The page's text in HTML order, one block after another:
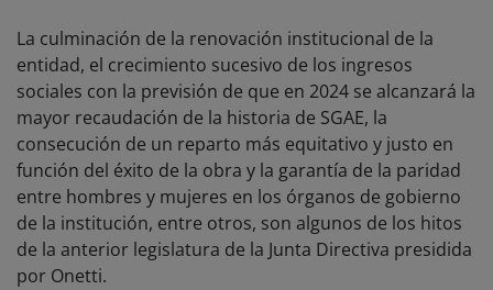
La culminación de la renovación institucional de la
entidad, el crecimiento sucesivo de los ingresos
sociales con la previsión de que en 2024 se alcanzará la
mayor recaudación de la historia de SGAE, la
consecución de un reparto más equitativo y justo en
función del éxito de la obra y la garantía de la paridad
entre hombres y mujeres en los órganos de gobierno
de la institución, entre otros, son algunos de los hitos
de la anterior legislatura de la Junta Directiva presidida
por Onetti.